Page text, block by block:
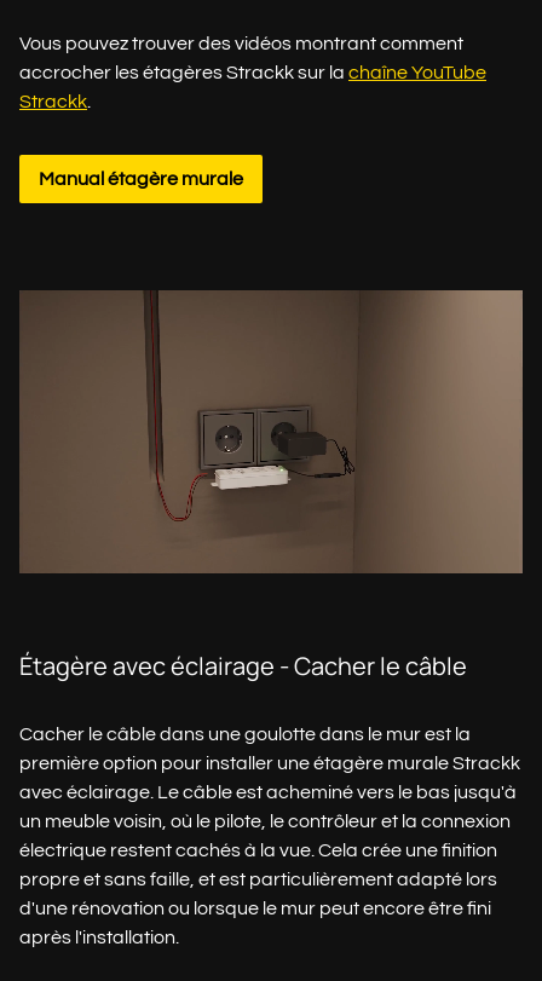
Vous pouvez trouver des vidéos montrant comment
accrocher les étagères Strackk sur la chaîne YouTube
Strackk
Manual étagère murale
Étagère avec éclairage - Cacher le câble
Cacher le câble dans une goulotte dans le mur est la
première option pour installer une étagère murale Strackk
avec éclairage. Le câble est acheminé vers le bas jusqu'à
un meuble voisin, où le pilote, le contrôleur et la connexion
électrique restent cachés à la vue. Cela crée une finition
propre et sans faille, et est particulièrement adapté lors
d'une rénovation ou lorsque le mur peut encore être fini
après l'installation.